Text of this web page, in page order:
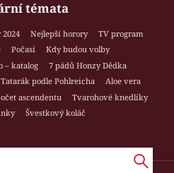
témata
Nejlepší horory
TV program
Počasí
Kdy budou volby
– katalog
7 pádů Honzy Dědka
Tatarák podle Pohlreicha
Aloe vera
ascendentu
Tvarohové knedlíky
Švestkový koláč